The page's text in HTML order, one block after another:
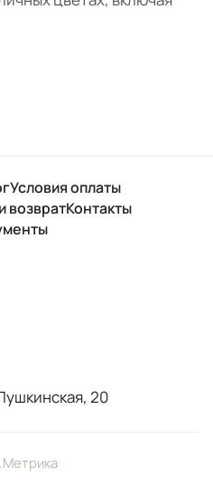
Условия оплаты
возвратКонтакты
20